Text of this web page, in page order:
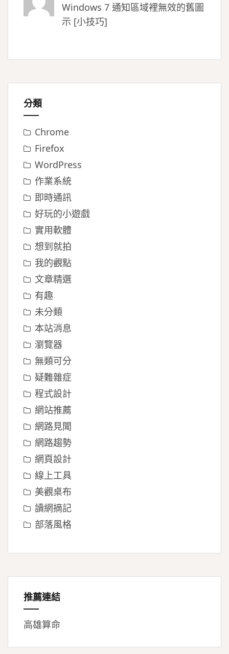
Windows 7 通知區域裡無效的舊圖
示 [小技巧]
分類
Chrome
Firefox
WordPress
作業系統
即時通訊
好玩的小遊戲
實用軟體
想到就拍
我的觀點
文章精選
有趣
未分類
本站消息
瀏覽器
無類可分
疑難雜症
程式設計
網站推薦
網路見聞
網路趨勢
網頁設計
線上工具
美觀桌布
讀網摘記
部落風格
推薦連結
高雄算命